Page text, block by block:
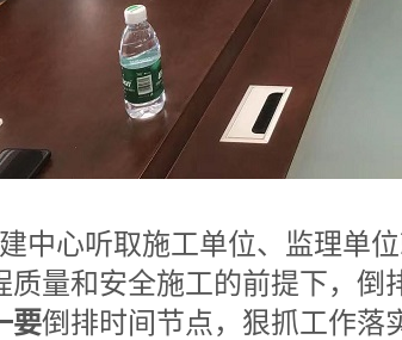
中心听取施工单位、监理单
质量和安全施工的前提下，
要倒排时间节点，狠抓工作落